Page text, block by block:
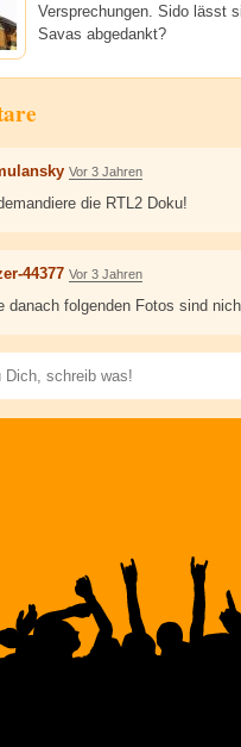
Versprechungen. Sido lässt
Savas abgedankt?
Vor 3 Jahren
die RTL2 Doku!
44377 Vor 3 Jahren
danach folgenden Fotos sind